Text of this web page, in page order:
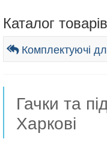
Каталог товарів
Комплектуючі
Гачки та
Харкові